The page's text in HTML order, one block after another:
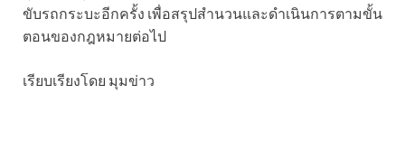
ขับรถกระบะอีกครั้ง เพื่อสรุปสำนวนและดำเนินการตามขั้น
ตอนของกฎหมายต่อไป
เรียบเรียงโดย มุมข่าว